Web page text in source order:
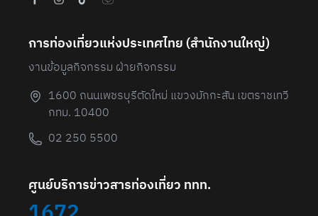
การท่องเที่ยวแห่งประเทศไทย (สํานักงานใหญ่)
งานข้อมูลกิจกรรม ฝ่ายกิจกรรม
1600 ถนนเพชรบุรีตัดใหม่ แขวงมักกะสัน เขตราชเทวี
กทม. 10400
02 250 5500
ศูนย์บริการข่าวสารท่องเที่ยว ททท.